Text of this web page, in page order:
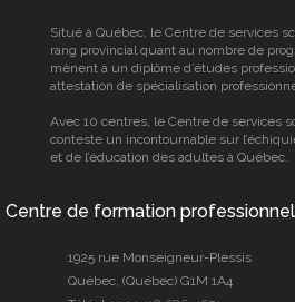
Situé à Québec, le Centre de services
rang provincial quant au nombre de
mènent à un diplôme d’études
attestation de spécialisation
Avec 10 centres, le Centre de services
conteste un incontournable sur
et de l’éducation des adultes à Québec.
Centre de formation
1925 rue Monseigneur-Plessis
Québec, (Québec) G1M 1A4